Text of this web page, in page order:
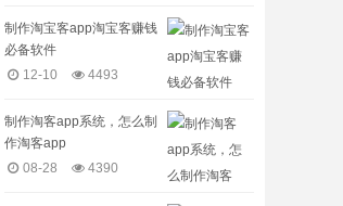
制作淘宝客app淘宝客赚钱
必备软件
12-10
4493
制作淘客app系统，怎么制
作淘客app
08-28
4390